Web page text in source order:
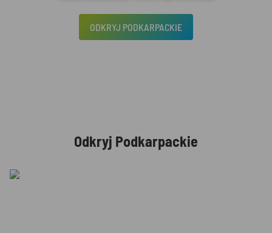
ODKRYJ PODKARPACKIE
Odkryj Podkarpackie